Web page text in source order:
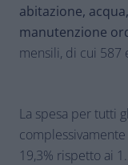
abitazione,
manutenzione
mensili, di cui 587
La spesa per tutti
19,3% rispetto ai